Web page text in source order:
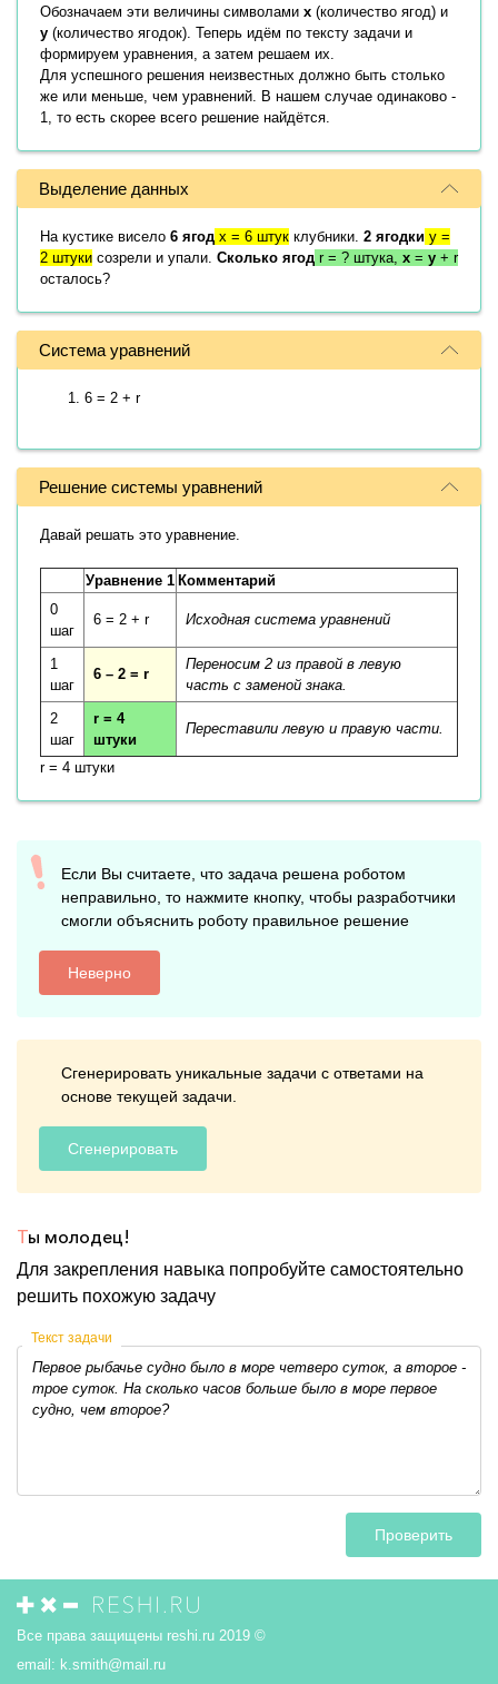
Обозначаем эти величины символами x (количество ягод) и
y (количество ягодок). Теперь идём по тексту задачи и
формируем уравнения, а затем решаем их.
Для успешного решения неизвестных должно быть столько
же или меньше, чем уравнений. В нашем случае одинаково -
1, то есть скорее всего решение найдётся.
Выделение данных
На кустике висело 6 ягод x = 6 штук клубники. 2 ягодки y =
2 штуки созрели и упали. Сколько ягод r = ? штука, x = y + r
осталось?
Система уравнений
6 = 2 + r
Решение системы уравнений
Давай решать это уравнение.
Уравнение 1 Комментарий
0
шаг
6 = 2 + r Исходная система уравнений
1
шаг
6 – 2 = r
Переносим 2 из правой в левую
часть с заменой знака.
2
шаг
r = 4
штуки
Переставили левую и правую части.
r = 4 штуки
Если Вы считаете, что задача решена роботом
неправильно, то нажмите кнопку, чтобы разработчики
смогли объяснить роботу правильное решение
Неверно
Сгенерировать уникальные задачи с ответами на
основе текущей задачи.
Сгенерировать
Ты молодец!
Для закрепления навыка попробуйте самостоятельно
решить похожую задачу
Текст задачи
Проверить
Все права защищены reshi.ru 2019 ©
email: k.smith@mail.ru